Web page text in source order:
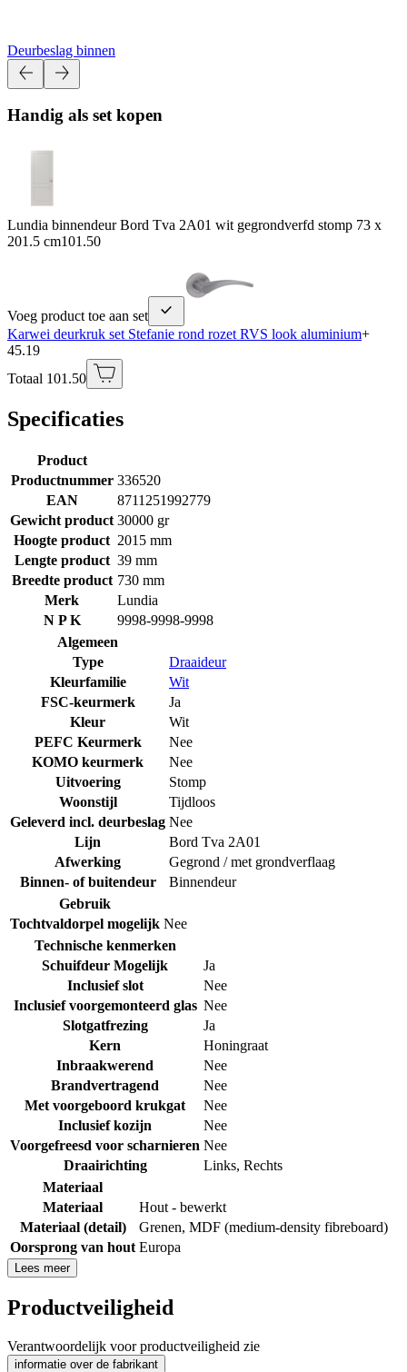
Deurbeslag binnen
Handig als set kopen
Lundia binnendeur Bord Tva 2A01 wit gegrondverfd stomp 73 x
201.5 cm101.50
Voeg product toe aan set
Karwei deurkruk set Stefanie rond rozet RVS look aluminium+
45.19
Totaal 101.50
Specificaties
Product
Productnummer 336520
EAN
8711251992779
Gewicht product 30000 gr
Hoogte product 2015 mm
Lengte product 39 mm
Breedte product 730 mm
Merk
Lundia
N P K
9998-9998-9998
Algemeen
Type
Draaideur
Kleurfamilie
Wit
FSC-keurmerk
Ja
Kleur
Wit
PEFC Keurmerk
Nee
KOMO keurmerk
Nee
Uitvoering
Stomp
Woonstijl
Tijdloos
Geleverd incl. deurbeslag Nee
Lijn
Bord Tva 2A01
Afwerking
Gegrond / met grondverflaag
Binnen- of buitendeur
Binnendeur
Gebruik
Tochtvaldorpel mogelijk Nee
Technische kenmerken
Schuifdeur Mogelijk
Ja
Inclusief slot
Nee
Inclusief voorgemonteerd glas Nee
Slotgatfrezing
Ja
Kern
Honingraat
Inbraakwerend
Nee
Brandvertragend
Nee
Met voorgeboord krukgat
Nee
Inclusief kozijn
Nee
Voorgefreesd voor scharnieren Nee
Draairichting
Links, Rechts
Materiaal
Materiaal
Hout - bewerkt
Materiaal (detail)
Grenen, MDF (medium-density fibreboard)
Oorsprong van hout Europa
Lees meer
Productveiligheid
Verantwoordelijk voor productveiligheid zie
informatie over de fabrikant